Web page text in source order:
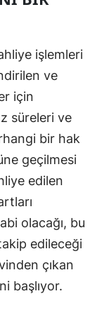
Şanlıurfa
işlemleri
ve
için
süreleri ve
bir hak
geçilmesi
edilen
olacağı, bu
edileceği
çıkan
başlıyor.